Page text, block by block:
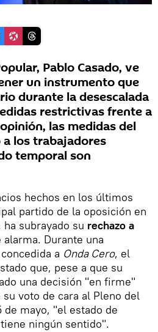
Pablo Casado, ve
un instrumento que
durante la desescalada
restrictivas frente a
las medidas del
los trabajadores
temporal son
hechos en los últimos
partido de la oposición en
ha subrayado su rechazo a
alarma. Durante una
a Onda Cero, el
que, pese a que su
una decisión "en firme"
voto de cara al Pleno del
mayo, "el estado de
ningún sentido".